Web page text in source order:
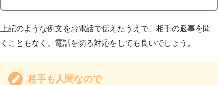
上記のような例文をお電話で伝えたうえで、相手の返事を聞
くこともなく、電話を切る対応をしても良いでしょう。
相手も人間なので